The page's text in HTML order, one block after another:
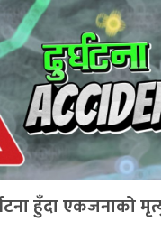
हुँदा एकजनाको